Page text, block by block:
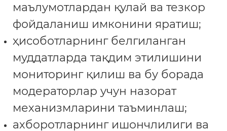
маълумотлардан қулай ва тезкор
фойдаланиш имконини яратиш;
ҳисоботларнинг белгиланган
муддатларда тақдим этилишини
мониторинг қилиш ва бу борада
модераторлар учун назорат
механизмларини таъминлаш;
ахборотларнинг ишончлилиги ва